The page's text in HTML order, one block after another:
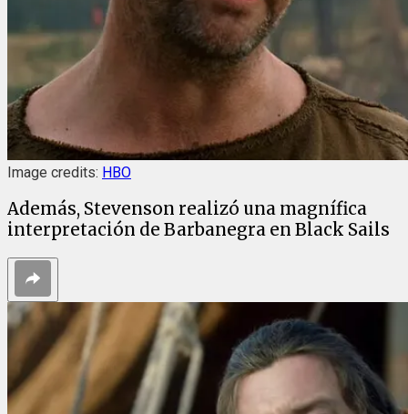
Image credits: HBO
Además, Stevenson realizó una magnífica
interpretación de Barbanegra en Black Sails